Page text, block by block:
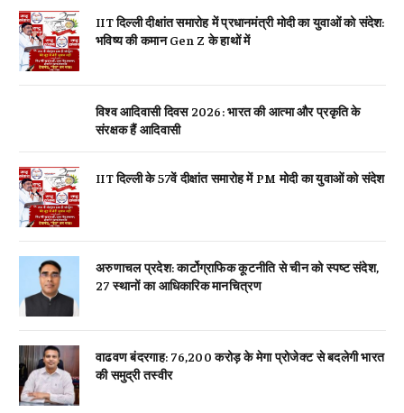
IIT दिल्ली दीक्षांत समारोह में प्रधानमंत्री मोदी का युवाओं को संदेश:
भविष्य की कमान Gen Z के हाथों में
विश्व आदिवासी दिवस 2026: भारत की आत्मा और प्रकृति के
संरक्षक हैं आदिवासी
IIT दिल्ली के 57वें दीक्षांत समारोह में PM मोदी का युवाओं को संदेश
अरुणाचल प्रदेश: कार्टोग्राफिक कूटनीति से चीन को स्पष्ट संदेश,
27 स्थानों का आधिकारिक मानचित्रण
वाढवण बंदरगाह: 76,200 करोड़ के मेगा प्रोजेक्ट से बदलेगी भारत
की समुद्री तस्वीर